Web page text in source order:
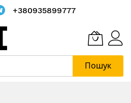
+380935899777
Пошук